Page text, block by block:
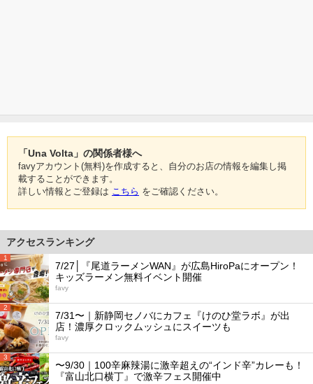
「Una Volta」の関係者様へ
favyアカウント(無料)を作成すると、自分のお店の情報を編集し掲
載することができます。
詳しい情報とご登録は こちら をご確認ください。
アクセスランキング
1
7/27│『尾道ラーメンWAN』が広島HiroPaにオープン！
キッズラーメン無料イベント開催
favy
2
7/31〜｜新静岡セノバにカフェ『けのひ堂ラボ』が出
店！濃厚クロックムッシュにスイーツも
favy
3
〜9/30｜100辛麻辣湯に激辛超えの“インド辛”カレーも！
『富山北口横丁』で激辛フェス開催中